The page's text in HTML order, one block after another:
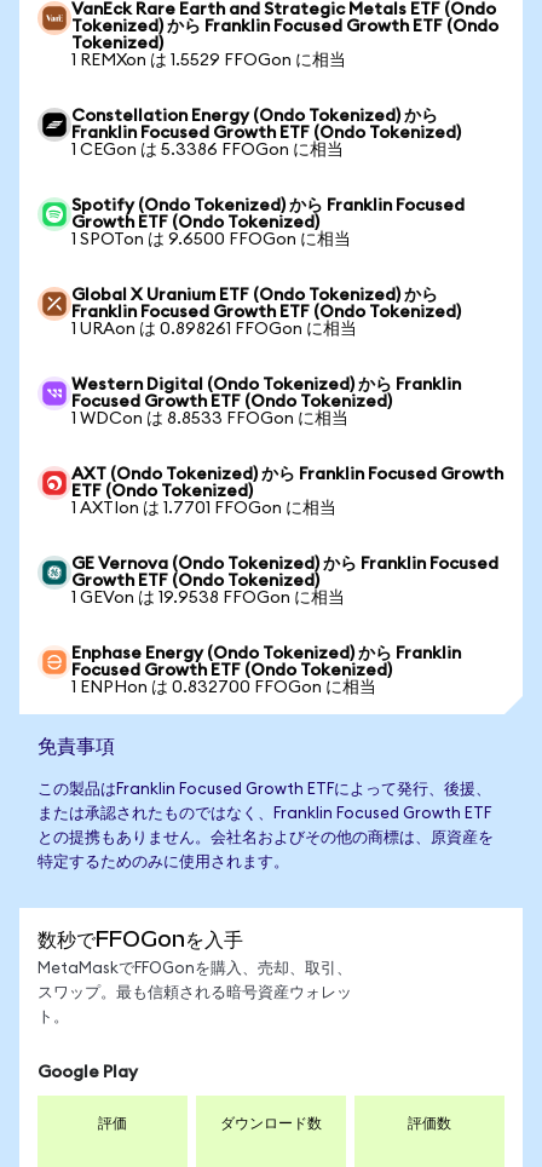
VanEck Rare Earth and Strategic Metals ETF (Ondo
Tokenized) から Franklin Focused Growth ETF (Ondo
Tokenized)
1 REMXon は 1.5529 FFOGon に相当
Constellation Energy (Ondo Tokenized) から
Franklin Focused Growth ETF (Ondo Tokenized)
1 CEGon は 5.3386 FFOGon に相当
Spotify (Ondo Tokenized) から Franklin Focused
Growth ETF (Ondo Tokenized)
1 SPOTon は 9.6500 FFOGon に相当
Global X Uranium ETF (Ondo Tokenized) から
Franklin Focused Growth ETF (Ondo Tokenized)
1 URAon は 0.898261 FFOGon に相当
Western Digital (Ondo Tokenized) から Franklin
Focused Growth ETF (Ondo Tokenized)
1 WDCon は 8.8533 FFOGon に相当
AXT (Ondo Tokenized) から Franklin Focused Growth
ETF (Ondo Tokenized)
1 AXTIon は 1.7701 FFOGon に相当
GE Vernova (Ondo Tokenized) から Franklin Focused
Growth ETF (Ondo Tokenized)
1 GEVon は 19.9538 FFOGon に相当
Enphase Energy (Ondo Tokenized) から Franklin
Focused Growth ETF (Ondo Tokenized)
1 ENPHon は 0.832700 FFOGon に相当
免責事項
この製品はFranklin Focused Growth ETFによって発行、後援、
または承認されたものではなく、Franklin Focused Growth ETF
との提携もありません。会社名およびその他の商標は、原資産を
特定するためのみに使用されます。
数秒でFFOGonを入手
MetaMaskでFFOGonを購入、売却、取引、
スワップ。最も信頼される暗号資産ウォレッ
ト。
Google Play
評価 ダウンロード数 評価数